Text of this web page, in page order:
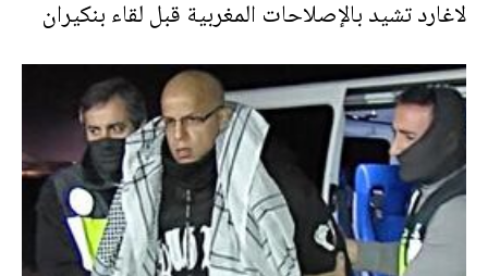
لاغارد تشيد بالإصلاحات المغربية قبل لقاء بنكيران